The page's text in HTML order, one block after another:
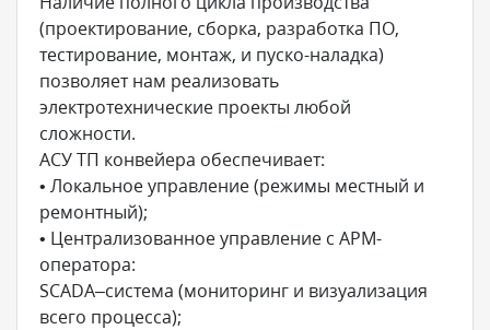
(проектирование, сборка, разработка ПО,
тестирование, монтаж, и пуско-наладка)
позволяет нам реализовать
электротехнические проекты любой
сложности.
АСУ ТП конвейера обеспечивает:
• Локальное управление (режимы местный и
ремонтный);
• Централизованное управление с АРМ-
оператора:
SCADA–система (мониторинг и визуализация
всего процесса);